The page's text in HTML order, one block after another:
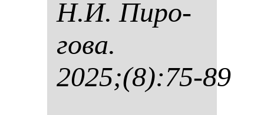
Н.И. Пи­ро­
го­ва.
2025;(8):75-89